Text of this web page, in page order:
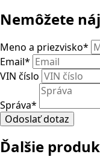
Nemôžete
Meno a priezvisko*
Email*
VIN číslo
Správa*
Odoslať dotaz
Ďalšie